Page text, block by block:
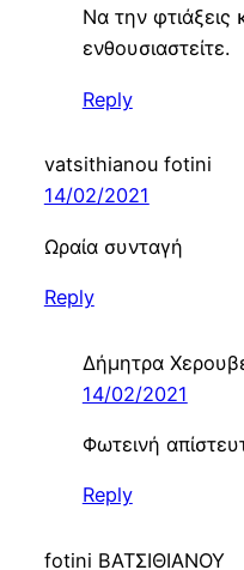
Να την φτιάξεις
ενθουσιαστείτε.
Reply
vatsithianou fotini
14/02/2021
Ωραία συνταγή
Reply
Δήμητρα
14/02/2021
Φωτεινή
Reply
fotini ΒΑΤΣΙΘΙΑΝΟΥ